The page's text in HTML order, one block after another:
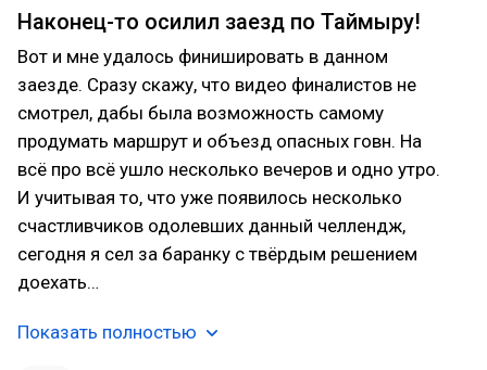
Наконец-то осилил заезд по Таймыру!
Вот и мне удалось финишировать в данном
заезде. Сразу скажу, что видео финалистов не
смотрел, дабы была возможность самому
продумать маршрут и объезд опасных говн. На
всё про всё ушло несколько вечеров и одно утро.
И учитывая то, что уже появилось несколько
счастливчиков одолевших данный челлендж,
сегодня я сел за баранку с твёрдым решением
доехать…
Показать полностью